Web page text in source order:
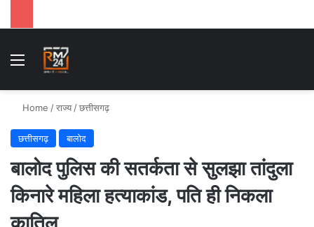
Menu
Home /राज्य /छत्तीसगढ़
छत्तीसगढ़ बालोद
बालोद पुलिस की सतर्कता से सुलझा तांदुला
किनारे महिला हत्याकांड, पति ही निकला